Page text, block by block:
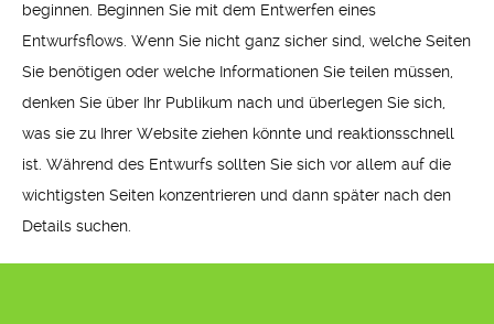
beginnen. Beginnen Sie mit dem Entwerfen eines
Entwurfsflows. Wenn Sie nicht ganz sicher sind, welche Seiten
Sie benötigen oder welche Informationen Sie teilen müssen,
denken Sie über Ihr Publikum nach und überlegen Sie sich,
was sie zu Ihrer Website ziehen könnte und reaktionsschnell
ist. Während des Entwurfs sollten Sie sich vor allem auf die
wichtigsten Seiten konzentrieren und dann später nach den
Details suchen.